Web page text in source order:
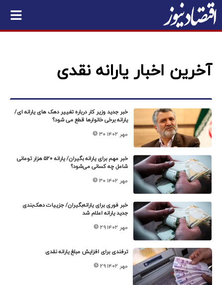
آخرین اخبار یارانه نقدی
خبر جدید وزیر کار درباره تغییر دهک های یارانه ای/
یارانه برخی خانوارها قطع می شود؟
۳۰ مهر ۱۴۰۲
خبر مهم برای یارانه بگیران/ یارانه ۵۲۰ هزار تومانی
شامل چه کسانی می‌شود؟
۳۰ مهر ۱۴۰۲
خبر فوری برای یارانه‌بگیران/ جزییات دهک‌بندی
جدید یارانه اعلام شد
۲۹ مهر ۱۴۰۲
ترفندی برای افزایش مبلغ یارانه نقدی
۲۹ مهر ۱۴۰۲